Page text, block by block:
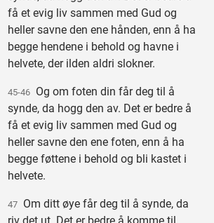
få et evig liv sammen med Gud og
heller savne den ene hånden, enn å ha
begge hendene i behold og havne i
helvete, der ilden aldri slokner.
45-46Og om foten din får deg til å
synde, da hogg den av. Det er bedre å
få et evig liv sammen med Gud og
heller savne den ene foten, enn å ha
begge føttene i behold og bli kastet i
helvete.
47Om ditt øye får deg til å synde, da